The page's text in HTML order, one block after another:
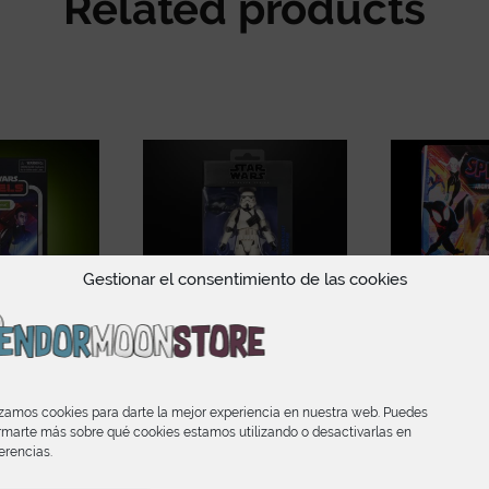
Gestionar el consentimiento de las cookies
cookies para darte la mejor experiencia en nuestra web. Puedes
más sobre qué cookies estamos utilizando o desactivarlas en
Vintage
Wars:
Jarrus
Imperial Remnant
Stormtrooper The Black
Series Star Wars The
Spider-
Across
Verse